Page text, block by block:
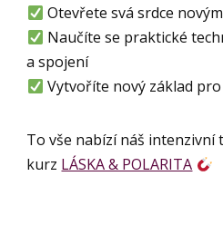
Otevřete svá srdce
Naučíte se praktické
a spojení
Vytvoříte nový základ pro
To vše nabízí náš
kurz LÁSKA & POLARITA